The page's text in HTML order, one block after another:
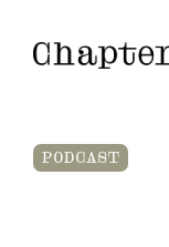
PODCAST